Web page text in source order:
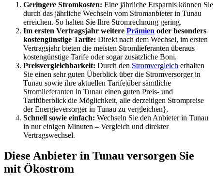
Geringere Stromkosten: Eine jährliche Ersparnis können Sie
durch das jährliche Wechseln vom Stromanbieter in Tunau
erreichen. So halten Sie Ihre Stromrechnung gering.
Im ersten Vertragsjahr weitere Prämien oder besonders
kostengünstige Tarife: Direkt nach dem Wechsel, im ersten
Vertragsjahr bieten die meisten Stromlieferanten überaus
kostengünstige Tarife oder sogar zusätzliche Boni.
Preisvergleichbarkeit: Durch den Stromvergleich erhalten
Sie einen sehr guten Überblick über die Stromversorger in
Tunau sowie ihre aktuellen Tarife|über sämtliche
Stromlieferanten in Tunau einen guten Preis- und
Tarifüberblick|die Möglichkeit, alle derzeitigen Strompreise
der Energieversorger in Tunau zu vergleichen}.
Schnell sowie einfach: Wechseln Sie den Anbieter in Tunau
in nur einigen Minuten – Vergleich und direkter
Vertragswechsel.
Diese Anbieter in Tunau versorgen Sie
mit Ökostrom